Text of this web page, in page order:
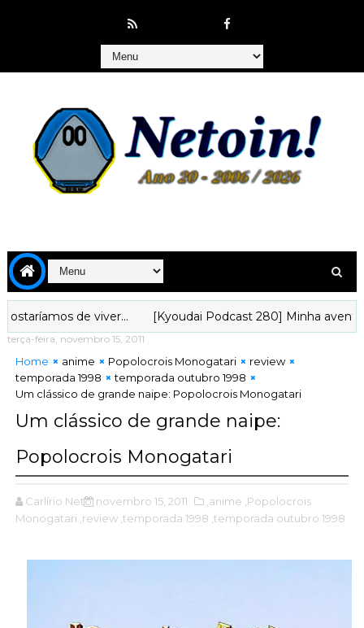
de viver... [Kyoudai Podcast 280] Minha aventura
terça-feira, novembro 15, 2011
Home anime Popolocrois Monogatari
review
temporada 1998
temporada outubro 1998
Um clássico de grande naipe: Popolocrois Monogatari
Um clássico de grande naipe:
Popolocrois Monogatari
Carlírio Neto novembro 15, 2011 ,anime ,Popolocrois
Monogatari ,review ,temporada 1998 ,temporada outubro 1998